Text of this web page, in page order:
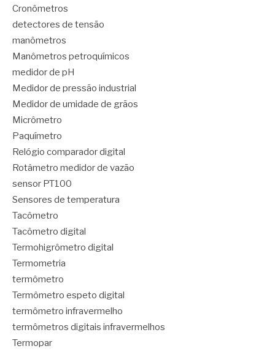
Cronômetros
detectores de tensão
manômetros
Manômetros petroquímicos
medidor de pH
Medidor de pressão industrial
Medidor de umidade de grãos
Micrômetro
Paquímetro
Relógio comparador digital
Rotâmetro medidor de vazão
sensor PT100
Sensores de temperatura
Tacômetro
Tacômetro digital
Termohigrômetro digital
Termometria
termômetro
Termômetro espeto digital
termômetro infravermelho
termômetros digitais infravermelhos
Termopar